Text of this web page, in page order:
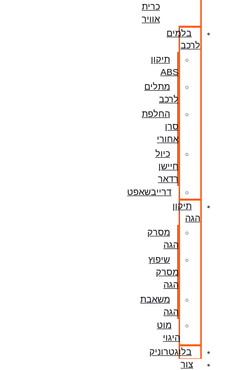
כרית
אוויר
בלמים
לרכב
תיקון
ABS
מתלים
לרכב
החלפת
סרן
אחורי
כיול
חיישן
רדאר
דרייבשאפט
תיקון
הגה
מסרק
הגה
שיפוץ
מסרק
הגה
משאבת
הגה
מוט
היגוי
בלוגטרוניק
צור